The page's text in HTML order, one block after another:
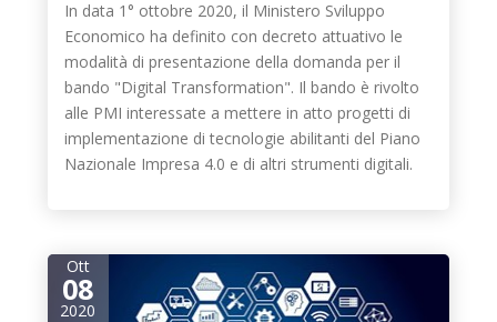
In data 1° ottobre 2020, il Ministero Sviluppo
Economico ha definito con decreto attuativo le
modalità di presentazione della domanda per il
bando "Digital Transformation". Il bando è rivolto
alle PMI interessate a mettere in atto progetti di
implementazione di tecnologie abilitanti del Piano
Nazionale Impresa 4.0 e di altri strumenti digitali.
Ott
08
2020